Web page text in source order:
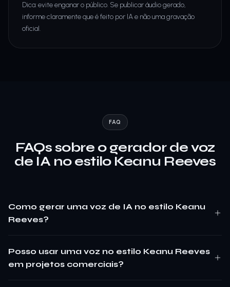
Dica: evite enganar o público. Se publicar áudio gerado,
informe claramente que é feito por IA e não uma gravação
oficial.
FAQ
FAQs sobre o gerador de voz
de IA no estilo Keanu Reeves
Como gerar uma voz de IA no estilo Keanu
Reeves?
Posso usar uma voz no estilo Keanu Reeves
em projetos comerciais?